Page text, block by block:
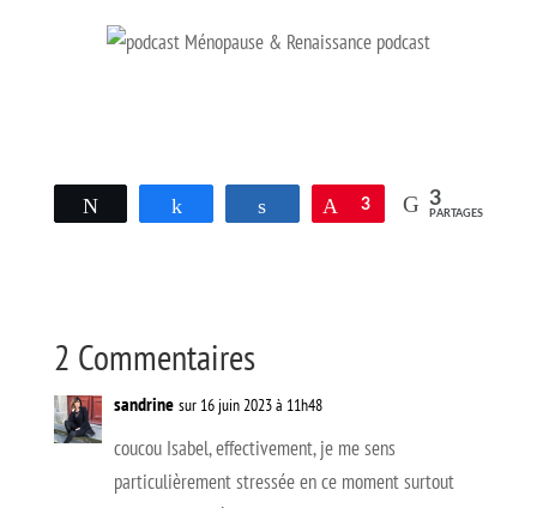
Tweetez Partagez Partagez Épingle
3 3
PARTAGES
2 Commentaires
sandrine sur 16 juin 2023 à 11h48
coucou Isabel, effectivement, je me sens
particulièrement stressée en ce moment surtout